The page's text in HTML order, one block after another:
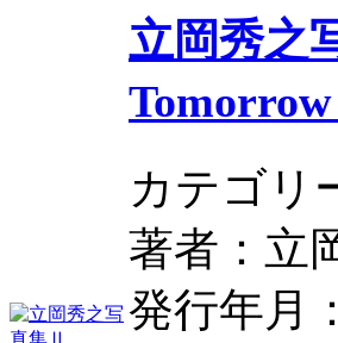
立岡秀之
カテゴリ
著者：立
発行年月